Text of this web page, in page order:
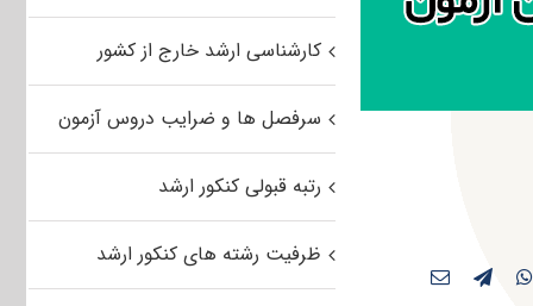
کارشناسی ارشد خارج از کشور
سرفصل ها و ضرایب دروس آزمون
رتبه قبولی کنکور ارشد
ظرفیت رشته های کنکور ارشد